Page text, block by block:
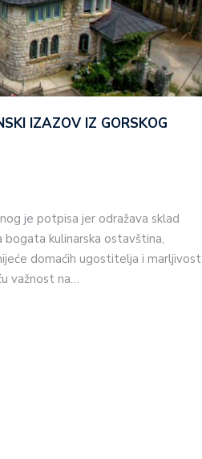
IZAZOV IZ GORSKOG
je potpisa jer odražava sklad
bogata kulinarska ostavština,
domaćih ugostitelja i marljivost
važnost na…